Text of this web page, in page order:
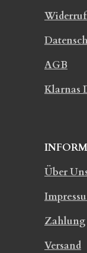
AGB
Klarnas
Über
Zahlung
Versand